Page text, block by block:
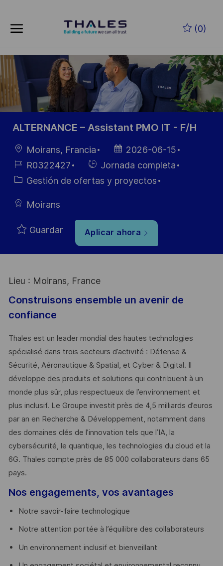
(0)
-
ALTERNANCE – Assistant PMO IT - F/H
Ubicación
Moirans, Francia
Fecha de
publicación
2026-06-15
ID de
empleo
R0322427
Hiring
Type
Jornada completa
Categoría
Gestión de ofertas y proyectos
Moirans
Guardar Aplicar ahora
Lieu : Moirans, France
Construisons ensemble un avenir de
confiance
Thales est un leader mondial des hautes technologies
spécialisé dans trois secteurs d’activité : Défense &
Sécurité, Aéronautique & Spatial, et Cyber & Digital. Il
développe des produits et solutions qui contribuent à un
monde plus sûr, plus respectueux de l’environnement et
plus inclusif. Le Groupe investit près de 4,5 milliards d’euros
par an en Recherche & Développement, notamment dans
des domaines clés de l’innovation tels que l’IA, la
cybersécurité, le quantique, les technologies du cloud et la
6G. Thales compte près de 85 000 collaborateurs dans 65
pays. ​
Nos engagements, vos avantages
Notre savoir-faire technologique
Notre attention portée à l’équilibre des collaborateurs
Un environnement inclusif et bienveillant